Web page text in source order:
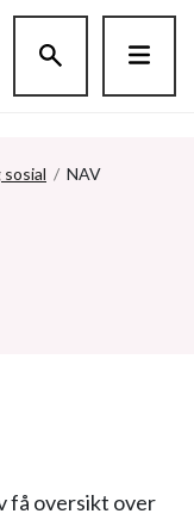
sosial / NAV
få oversikt over